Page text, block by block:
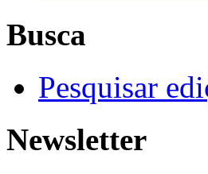
Busca
Pesquisar
Newsletter